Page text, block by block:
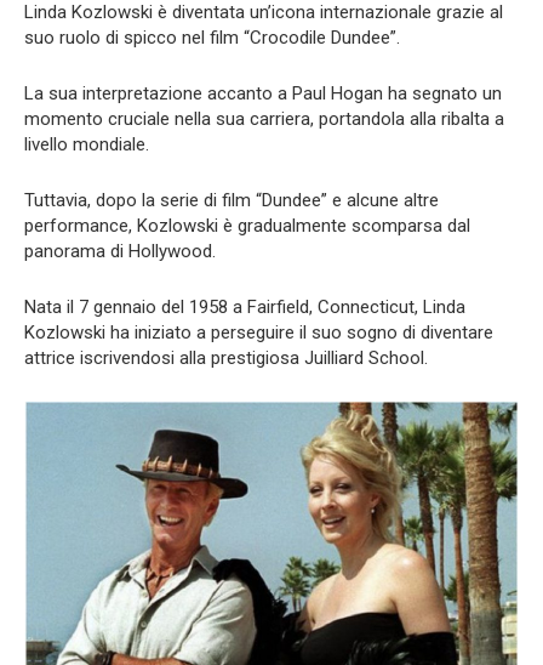
Linda Kozlowski è diventata un’icona internazionale grazie al
suo ruolo di spicco nel film “Crocodile Dundee”.
La sua interpretazione accanto a Paul Hogan ha segnato un
momento cruciale nella sua carriera, portandola alla ribalta a
livello mondiale.
Tuttavia, dopo la serie di film “Dundee” e alcune altre
performance, Kozlowski è gradualmente scomparsa dal
panorama di Hollywood.
Nata il 7 gennaio del 1958 a Fairfield, Connecticut, Linda
Kozlowski ha iniziato a perseguire il suo sogno di diventare
attrice iscrivendosi alla prestigiosa Juilliard School.